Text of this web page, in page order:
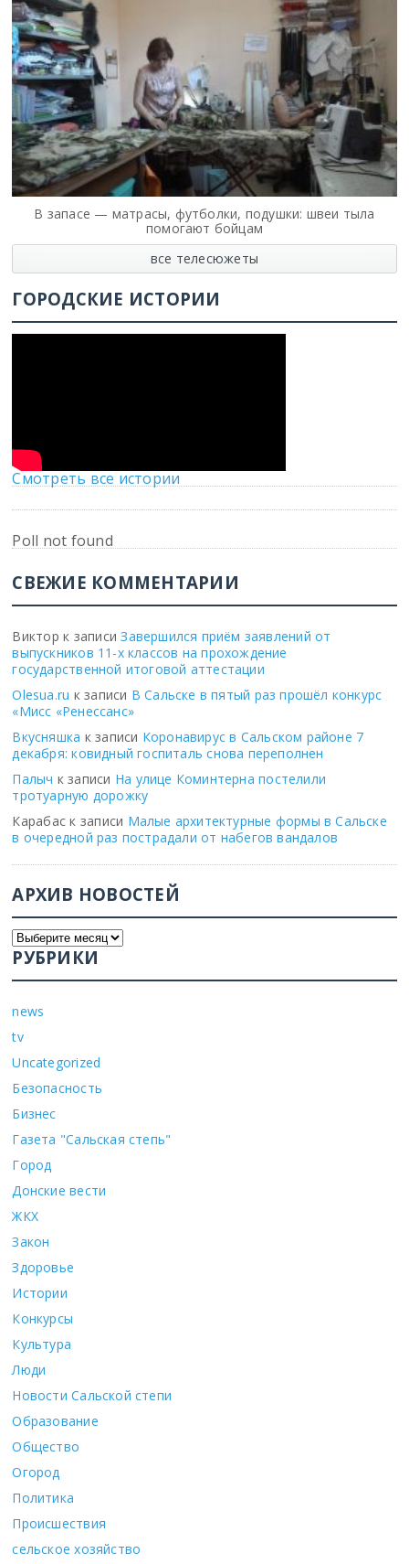
В запасе — матрасы, футболки, подушки: швеи тыла
помогают бойцам
все телесюжеты
ГОРОДСКИЕ ИСТОРИИ
Смотреть все истории
Poll not found
СВЕЖИЕ КОММЕНТАРИИ
Виктор к записиЗавершился приём заявлений от
выпускников 11-х классов на прохождение
государственной итоговой аттестации
Olesua.ru к записи В Сальске в пятый раз прошёл конкурс
«Мисс «Ренессанс»
Вкусняшка к записи Коронавирус в Сальском районе 7
декабря: ковидный госпиталь снова переполнен
Палыч к записи На улице Коминтерна постелили
тротуарную дорожку
Карабас к записи Малые архитектурные формы в Сальске
в очередной раз пострадали от набегов вандалов
АРХИВ НОВОСТЕЙ
РУБРИКИ
news
tv
Uncategorized
Безопасность
Бизнес
Газета "Сальская степь"
Город
Донские вести
ЖКХ
Закон
Здоровье
Истории
Конкурсы
Культура
Люди
Новости Сальской степи
Образование
Общество
Огород
Политика
Происшествия
сельское хозяйство